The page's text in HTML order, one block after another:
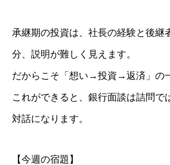
承継期の投資は、社長の経験と後継
分、説明が難しく見えます。
だからこそ「想い→投資→返済」の
これができると、銀行面談は詰問で
対話になります。
【今週の宿題】